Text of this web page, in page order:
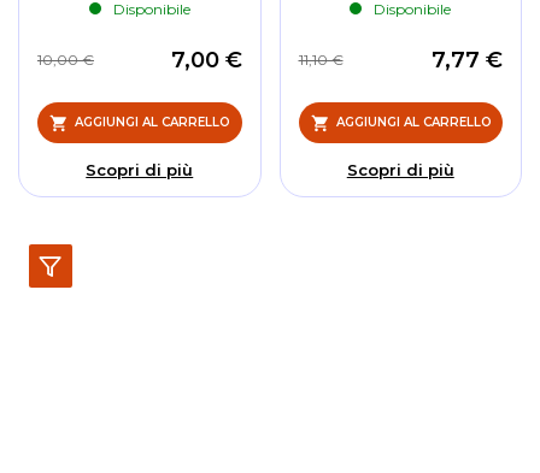
Disponibile
7,00 €
10,00 €
AGGIUNGI AL CARRELLO
Scopri di più
Disponibile
7,77 €
11,10 €
AGGIUNGI AL CARRELLO
Scopri di più